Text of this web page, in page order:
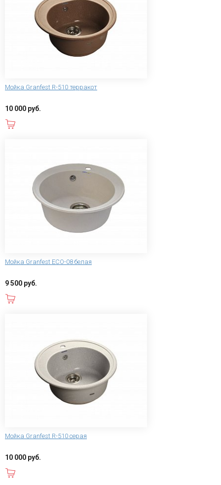
Мойка Granfest R-510 терракот
10 000 руб.
Мойка Granfest ECO-08 белая
9 500 руб.
Мойка Granfest R-510 серая
10 000 руб.